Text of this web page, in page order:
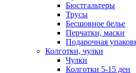
Бюстгальтеры
Трусы
Бесшовное белье
Перчатки, маски
Подарочная
Колготки, чулки
Чулки
Колготки 5-15 ден